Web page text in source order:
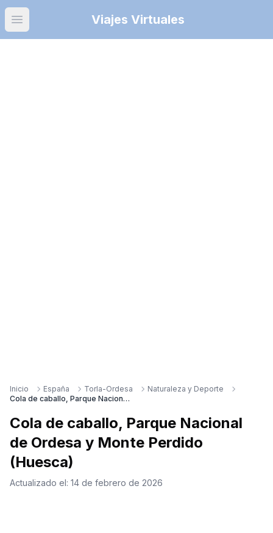
Open main menuViajes Virtuales
Inicio España Torla-Ordesa
Naturaleza y Deporte
Cola de caballo, Parque Nacional de Ordesa y Monte Perdido (Huesca)
Cola de caballo, Parque Nacional
de Ordesa y Monte Perdido
(Huesca)
Actualizado el: 14 de febrero de 2026